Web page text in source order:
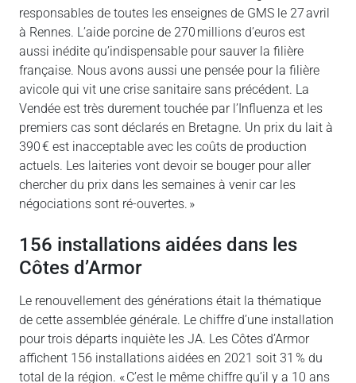
responsables de toutes les enseignes de GMS le 27 avril
à Rennes. L’aide porcine de 270 millions d’euros est
aussi inédite qu’indispensable pour sauver la filière
française. Nous avons aussi une pensée pour la filière
avicole qui vit une crise sanitaire sans précédent. La
Vendée est très durement touchée par l’Influenza et les
premiers cas sont déclarés en Bretagne. Un prix du lait à
390 € est inacceptable avec les coûts de production
actuels. Les laiteries vont devoir se bouger pour aller
chercher du prix dans les semaines à venir car les
négociations sont ré-ouvertes. »
156 installations aidées dans les
Côtes d’Armor
Le renouvellement des générations était la thématique
de cette assemblée générale. Le chiffre d’une installation
pour trois départs inquiète les JA. Les Côtes d’Armor
affichent 156 installations aidées en 2021 soit 31 % du
total de la région. « C’est le même chiffre qu’il y a 10 ans